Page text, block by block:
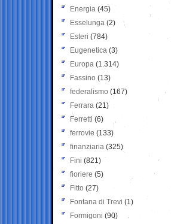
Energia (45)
Esselunga (2)
Esteri (784)
Eugenetica (3)
Europa (1.314)
Fassino (13)
federalismo (167)
Ferrara (21)
Ferretti (6)
ferrovie (133)
finanziaria (325)
Fini (821)
fioriere (5)
Fitto (27)
Fontana di Trevi (1)
Formigoni (90)